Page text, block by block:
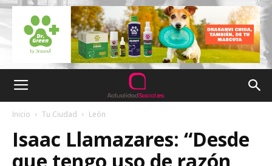
Inicio Tu Ciudad León
Isaac Llamazares: “Desde